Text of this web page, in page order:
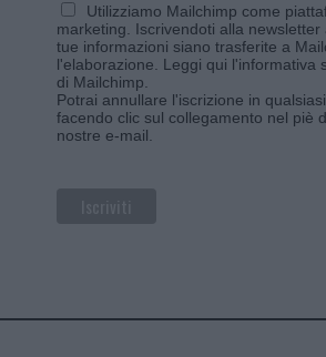
Utilizziamo Mailchimp come
marketing. Iscrivendoti alla newsletter
tue informazioni siano trasferite a
l'elaborazione. Leggi qui l'informativa
di Mailchimp
Potrai annullare l'iscrizione in
facendo clic sul collegamento nel piè
nostre e-mail.